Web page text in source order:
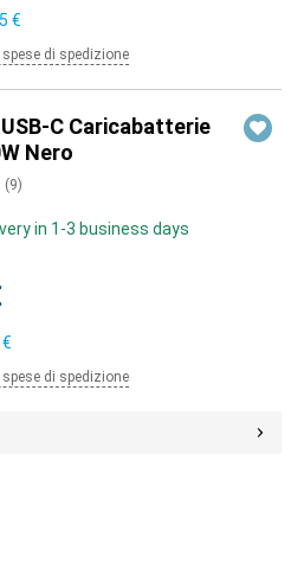
€
spese di spedizione
C Caricabatterie
Nero
(9)
in 1-3 business days
spese di spedizione